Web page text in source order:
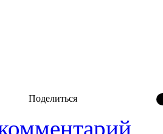
Поделиться